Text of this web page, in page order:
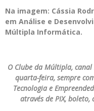
Na imagem: Cássia
em Análise e
Múltipla Informática.
O Clube da Múltipla,
quarta-feira, sempre
Tecnologia e
através de PIX,